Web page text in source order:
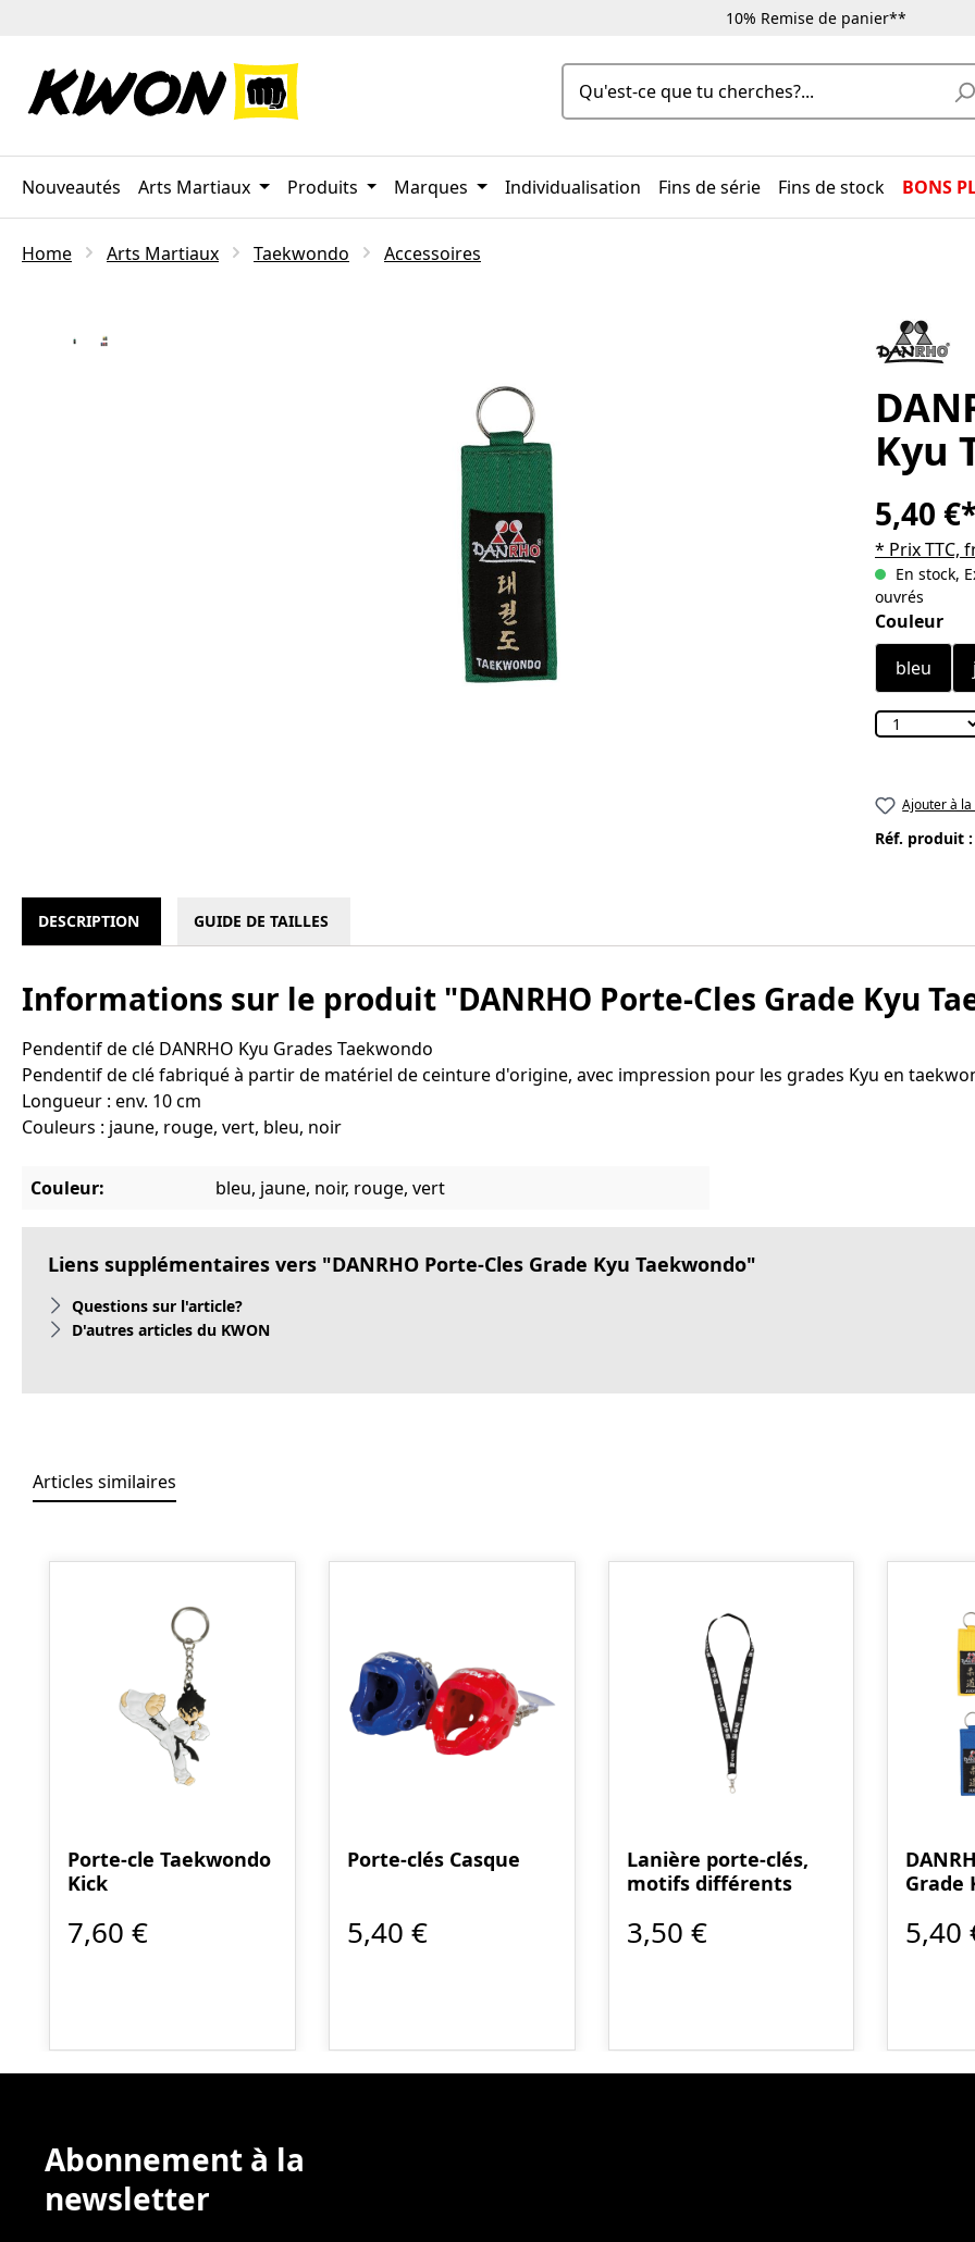
10% Remise de panier**
Nouveautés Arts Martiaux Produits Marques Individualisation Fins de série Fins de stock BONS
Home Arts Martiaux Taekwondo Accessoires
Kyu
5,40
* Prix TTC,
En stock,
ouvrés
Sélectionnez
Couleur
bleu
Ajouter à
Réf. produit :
DESCRIPTION GUIDE DE TAILLES
Informations sur le produit "DANRHO Porte-Cles Grade Kyu
Pendentif de clé DANRHO Kyu Grades Taekwondo
Pendentif de clé fabriqué à partir de matériel de ceinture d'origine, avec impression pour les grades Kyu en
Longueur : env. 10 cm
Couleurs : jaune, rouge, vert, bleu, noir
Couleur: bleu, jaune, noir, rouge, vert
Liens supplémentaires vers "DANRHO Porte-Cles Grade Kyu Taekwondo"
Questions sur l'article?
D'autres articles du KWON
Articles similaires
Porte-cle Taekwondo
Kick
7,60 €
Porte-clés Casque
5,40 €
Lanière porte-clés,
motifs différents
3,50 €
Grade
5,40
Abonnement à la
newsletter